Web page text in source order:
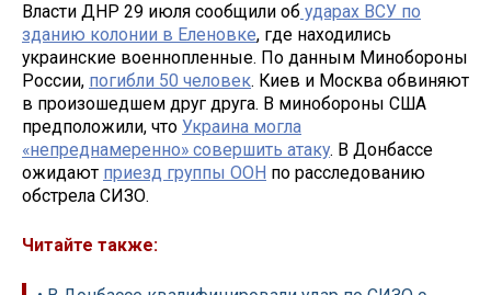
Власти ДНР 29 июля сообщили об ударах ВСУ по
зданию колонии в Еленовке, где находились
украинские военнопленные. По данным Минобороны
России, погибли 50 человек. Киев и Москва обвиняют
в произошедшем друг друга. В минобороны США
предположили, что Украина могла
«непреднамеренно» совершить атаку. В Донбассе
ожидают приезд группы ООН по расследованию
обстрела СИЗО.
Читайте также: